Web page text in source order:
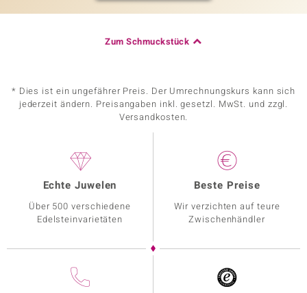
Zum Schmuckstück
* Dies ist ein ungefährer Preis. Der Umrechnungskurs kann sich
jederzeit ändern. Preisangaben inkl. gesetzl. MwSt. und zzgl.
Versandkosten.
Echte Juwelen
Über 500 verschiedene
Edelsteinvarietäten
Beste Preise
Wir verzichten auf teure
Zwischenhändler